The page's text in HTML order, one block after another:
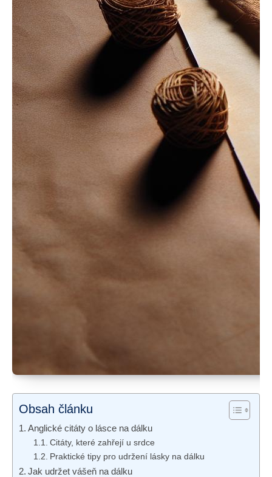
Obsah článku
Anglické citáty o lásce na dálku
Citáty, které zahřejí u srdce
Praktické tipy pro udržení lásky na dálku
Jak udržet vášeň na dálku